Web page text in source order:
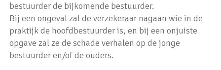
bestuurder de bijkomende bestuurder.
Bij een ongeval zal de verzekeraar nagaan wie in de
praktijk de hoofdbestuurder is, en bij een onjuiste
opgave zal ze de schade verhalen op de jonge
bestuurder en/of de ouders.